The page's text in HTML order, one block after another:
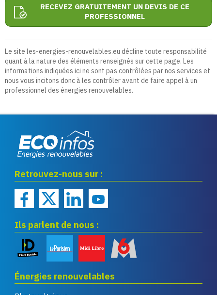
RECEVEZ GRATUITEMENT UN DEVIS DE CE
PROFESSIONNEL
Le site les-energies-renouvelables.eu décline toute responsabilité
quant à la nature des éléments renseignés sur cette page. Les
informations indiquées ici ne sont pas contrôlées par nos services et
nous vous incitons donc à les contrôler avant de faire appel à un
professionnel des énergies renouvelables.
renouvelables
Retrouvez-nous sur :
Ils parlent de nous :
Énergies renouvelables